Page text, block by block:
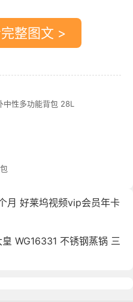
整图文 >
性多功能背包 28L
月 好莱坞视频vip会员年卡
WG16331 不锈钢蒸锅 三